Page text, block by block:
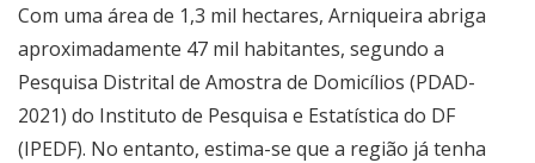
Com uma área de 1,3 mil hectares, Arniqueira abriga
aproximadamente 47 mil habitantes, segundo a
Pesquisa Distrital de Amostra de Domicílios (PDAD-
2021) do Instituto de Pesquisa e Estatística do DF
(IPEDF). No entanto, estima-se que a região já tenha